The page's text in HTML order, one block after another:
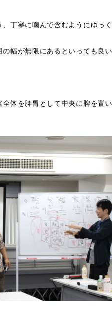
丁寧に噛んで含むようにゆっ
幅が無限にあるといっても良
体を脾胃として中央に脾を置